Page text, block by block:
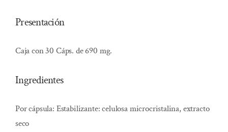
Presentación
Caja con 30 Cáps. de 690 mg.
Ingredientes
Por cápsula: Estabilizante: celulosa microcristalina, extracto
seco